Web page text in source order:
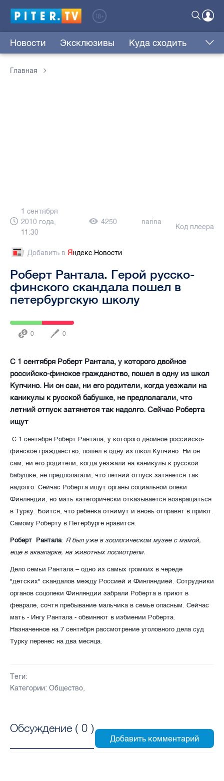
Новости Эксклюзивы Куда сходить
Главная
1 сентября
2010 года,
11:30
4250 narina
Код плеера
Добавить в Яндекс.Новости
Роберт Рантала. Герой русско-
финского скандала пошел в
петербургскую школу
0 0
С 1 сентября Роберт Рантала, у которого двойное
российско-финское гражданство, пошел в одну из школ
Купчино. Ни он сам, ни его родители, когда уезжали на
каникулы к русской бабушке, не предполагали, что
летний отпуск затянется так надолго. Сейчас Роберта
ищут
С 1 сентября Роберт Рантала, у которого двойное российско-
финское гражданство, пошел в одну из школ Купчино. Ни он
сам, ни его родители, когда уезжали на каникулы к русской
бабушке, не предполагали, что летний отпуск затянется так
надолго. Сейчас Роберта ищут органы социальной опеки
Финляндии, но мать категорически отказывается возвращаться
в Турку. Боится, что ребенка отнимут и вновь отправят в приют.
Самому Роберту в Петербурге нравится.
Роберт Рантала: Я был уже в зоологическом музее с мамой,
еще в аквапарке, на животных посмотрели.
Дело семьи Рантала – одно из самых громких в череде
"детских" скандалов между Россией и Финляндией. Сотрудники
органов соцопеки Финляндии забрали Роберта в приют в
феврале, сочтя пребывание мальчика в семье опасным. Сейчас
мать - Ингу Рантала - обвиняют в избиении Роберта.
Назначенное на 7 сентября рассмотрение уголовного дела суд
Турку перенес на два месяца.
Теги:
Категории: Общество,
Обсуждение ( 0 )